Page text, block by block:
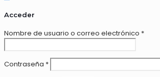
Acceder
Nombre de usuario o correo electrónico *
Contraseña *